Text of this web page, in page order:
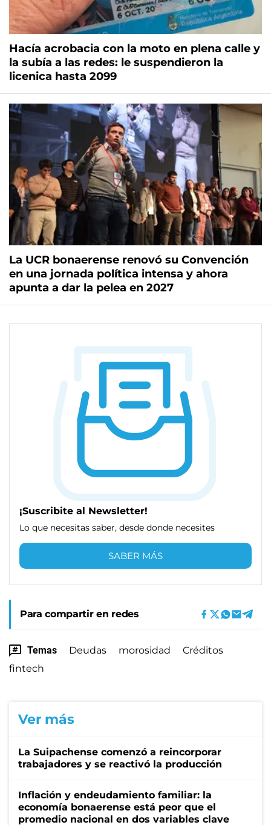
Hacía acrobacia con la moto en plena calle y
la subía a las redes: le suspendieron la
licenica hasta 2099
La UCR bonaerense renovó su Convención
en una jornada política intensa y ahora
apunta a dar la pelea en 2027
¡Suscribite al Newsletter!
Lo que necesitas saber, desde donde necesites
SABER MÁS
Para compartir en redes
Temas Deudas morosidad
Créditos
fintech
Ver más
La Suipachense comenzó a reincorporar
trabajadores y se reactivó la producción
Inflación y endeudamiento familiar: la
economía bonaerense está peor que el
promedio nacional en dos variables clave